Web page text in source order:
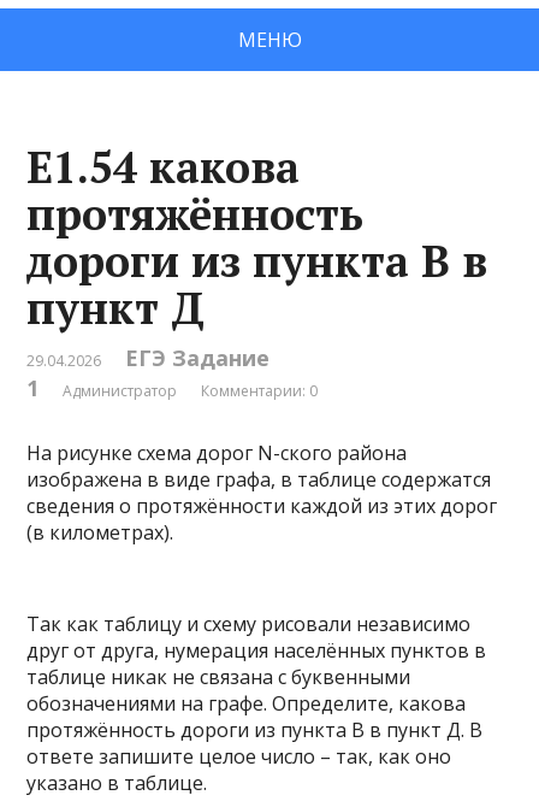
МЕНЮ
Е1.54 какова
протяжённость
дороги из пункта В в
пункт Д
29.04.2026
ЕГЭ Задание
1
Администратор Комментарии: 0
На рисунке схема дорог N-ского района
изображена в виде графа, в таблице содержатся
сведения о протяжённости каждой из этих дорог
(в километрах).
Так как таблицу и схему рисовали независимо
друг от друга, нумерация населённых пунктов в
таблице никак не связана с буквенными
обозначениями на графе. Определите, какова
протяжённость дороги из пункта В в пункт Д. В
ответе запишите целое число – так, как оно
указано в таблице.